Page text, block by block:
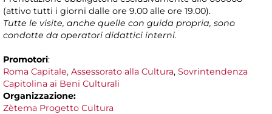
(attivo tutti i giorni dalle ore 9.00 alle ore 19.00).
Tutte le visite, anche quelle con guida propria, sono
condotte da operatori didattici interni.
Promotori:
Roma Capitale, Assessorato alla Cultura, Sovrintendenza
Capitolina ai Beni Culturali
Organizzazione:
Zètema Progetto Cultura